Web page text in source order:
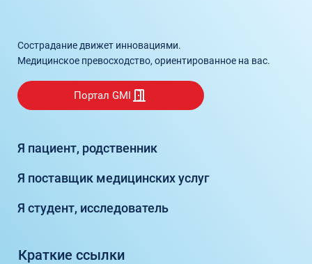
Сострадание движет инновациями.
Медицинское превосходство, ориентированное на вас.
Портал GMI
Я пациент, родственник
Я поставщик медицинских услуг
Я студент, исследователь
Краткие ссылки